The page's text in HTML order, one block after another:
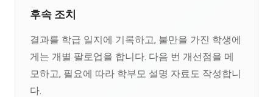
후속 조치
결과를 학급 일지에 기록하고, 불만을 가진 학생에
게는 개별 팔로업을 합니다. 다음 번 개선점을 메
모하고, 필요에 따라 학부모 설명 자료도 작성합니
다.